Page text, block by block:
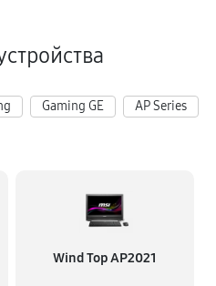
Gaming GE AP Series
Wind Top AP2021